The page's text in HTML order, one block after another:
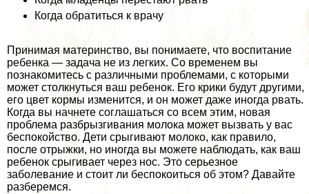
Когда обратиться к врачу
Принимая материнство, вы понимаете, что воспитание
ребенка — задача не из легких. Со временем вы
познакомитесь с различными проблемами, с которыми
может столкнуться ваш ребенок. Его крики будут другими,
его цвет кормы изменится, и он может даже иногда рвать.
Когда вы начнете соглашаться со всем этим, новая
проблема разбрызгивания молока может вызвать у вас
беспокойство. Дети срыгивают молоко, как правило,
после отрыжки, но иногда вы можете наблюдать, как ваш
ребенок срыгивает через нос. Это серьезное
заболевание и стоит ли беспокоиться об этом? Давайте
разберемся.